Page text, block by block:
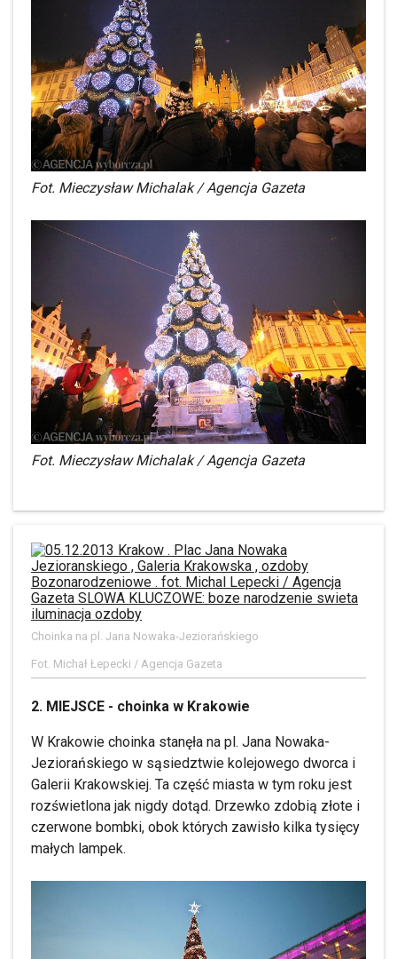
Fot. Mieczysław Michalak / Agencja Gazeta
Fot. Mieczysław Michalak / Agencja Gazeta
Choinka na pl. Jana Nowaka-Jeziorańskiego
Fot. Michał Łepecki / Agencja Gazeta
2. MIEJSCE - choinka w Krakowie
W Krakowie choinka stanęła na pl. Jana Nowaka-
Jeziorańskiego w sąsiedztwie kolejowego dworca i
Galerii Krakowskiej. Ta część miasta w tym roku jest
rozświetlona jak nigdy dotąd. Drzewko zdobią złote i
czerwone bombki, obok których zawisło kilka tysięcy
małych lampek.